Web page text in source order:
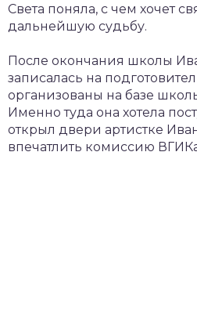
Света поняла, с чем хочет
дальнейшую судьбу.
После окончания школы
записалась на
организованы на базе
Именно туда она хотела
открыл двери артистке
впечатлить комиссию